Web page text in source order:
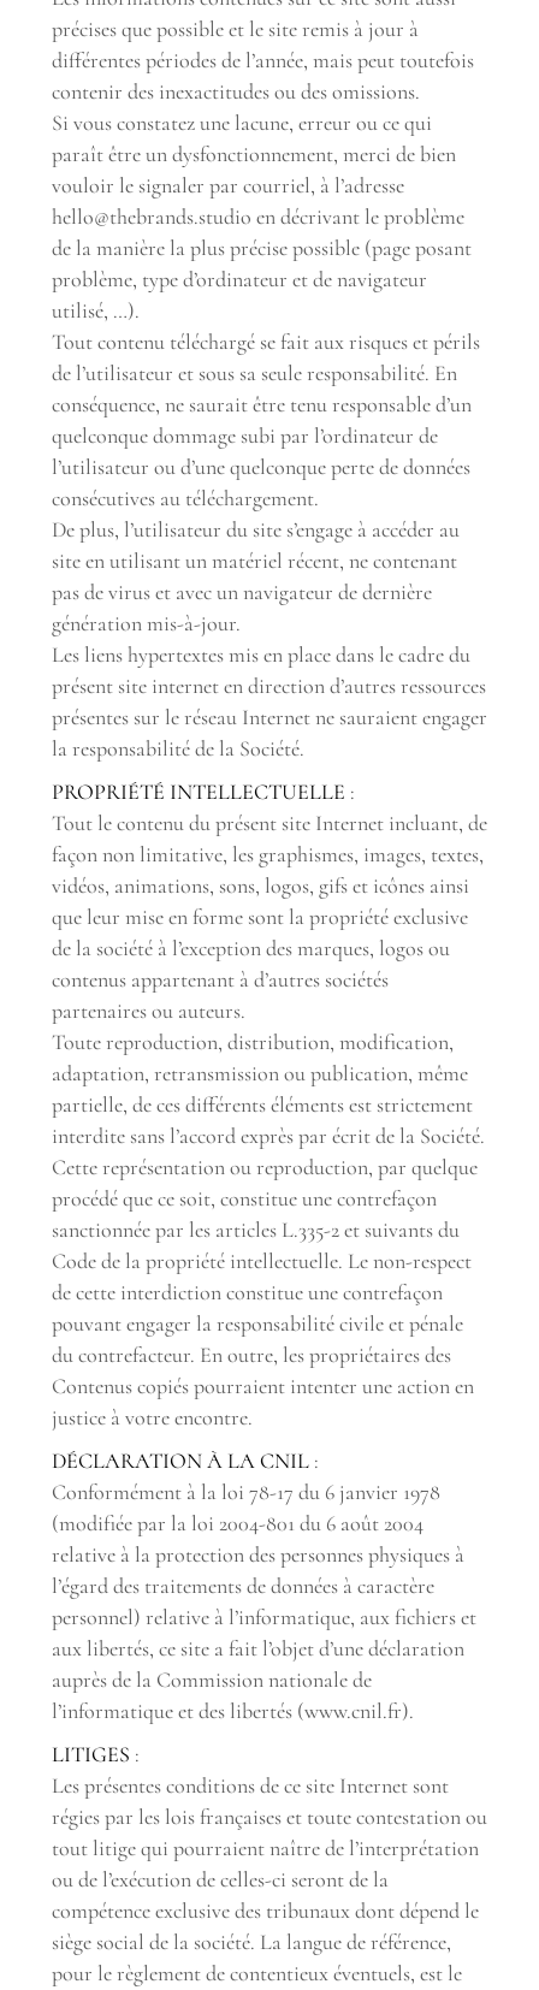
précises que possible et le site remis à jour à
différentes périodes de l’année, mais peut toutefois
contenir des inexactitudes ou des omissions.
Si vous constatez une lacune, erreur ou ce qui
paraît être un dysfonctionnement, merci de bien
vouloir le signaler par courriel, à l’adresse
hello@thebrands.studio en décrivant le problème
de la manière la plus précise possible (page posant
problème, type d’ordinateur et de navigateur
utilisé, …).
Tout contenu téléchargé se fait aux risques et périls
de l’utilisateur et sous sa seule responsabilité. En
conséquence, ne saurait être tenu responsable d’un
quelconque dommage subi par l’ordinateur de
l’utilisateur ou d’une quelconque perte de données
consécutives au téléchargement.
De plus, l’utilisateur du site s’engage à accéder au
site en utilisant un matériel récent, ne contenant
pas de virus et avec un navigateur de dernière
génération mis-à-jour.
Les liens hypertextes mis en place dans le cadre du
présent site internet en direction d’autres ressources
présentes sur le réseau Internet ne sauraient engager
la responsabilité de la Société.
PROPRIÉTÉ INTELLECTUELLE :
Tout le contenu du présent site Internet incluant, de
façon non limitative, les graphismes, images, textes,
vidéos, animations, sons, logos, gifs et icônes ainsi
que leur mise en forme sont la propriété exclusive
de la société à l’exception des marques, logos ou
contenus appartenant à d’autres sociétés
partenaires ou auteurs.
Toute reproduction, distribution, modification,
adaptation, retransmission ou publication, même
partielle, de ces différents éléments est strictement
interdite sans l’accord exprès par écrit de la Société.
Cette représentation ou reproduction, par quelque
procédé que ce soit, constitue une contrefaçon
sanctionnée par les articles L.335-2 et suivants du
Code de la propriété intellectuelle. Le non-respect
de cette interdiction constitue une contrefaçon
pouvant engager la responsabilité civile et pénale
du contrefacteur. En outre, les propriétaires des
Contenus copiés pourraient intenter une action en
justice à votre encontre.
DÉCLARATION À LA CNIL:
Conformément à la loi 78-17 du 6 janvier 1978
(modifiée par la loi 2004-801 du 6 août 2004
relative à la protection des personnes physiques à
l’égard des traitements de données à caractère
personnel) relative à l’informatique, aux fichiers et
aux libertés, ce site a fait l’objet d’une déclaration
auprès de la Commission nationale de
l’informatique et des libertés (www.cnil.fr).
LITIGES :
Les présentes conditions de ce site Internet sont
régies par les lois françaises et toute contestation ou
tout litige qui pourraient naître de l’interprétation
ou de l’exécution de celles-ci seront de la
compétence exclusive des tribunaux dont dépend le
siège social de la société. La langue de référence,
pour le règlement de contentieux éventuels, est le